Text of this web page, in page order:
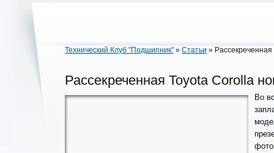
Технический Клуб "Подшипник" » Статьи »
Рассекреченная Toyota Corolla
Во